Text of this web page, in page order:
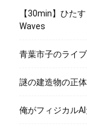
【30min】ひた
Waves
青葉市子のライ
謎の建造物の正
俺がフィジカル